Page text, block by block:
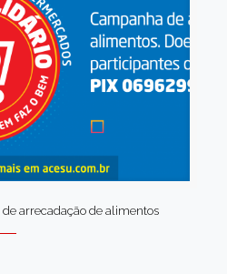
arrecadação de alimentos